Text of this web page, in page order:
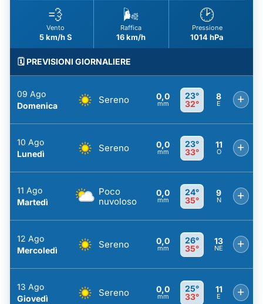
💨
Vento
5 km/h S
🌬️
Raffica
16 km/h
🕑
Pressione
1014 hPa
🗓️ PREVISIONI GIORNALIERE
09 Ago
Domenica
Sereno 0,0
mm
23°
32°
8
E +
10 Ago
Lunedì
Sereno 0,0
mm
23°
33°
11
O +
11 Ago
Martedì
Poco
nuvoloso
0,0
mm
24°
35°
9
N +
12 Ago
Mercoledì
Sereno 0,0
mm
26°
35°
13
NE +
13 Ago
Giovedì
Sereno 0,0
mm
25°
33°
11
E +